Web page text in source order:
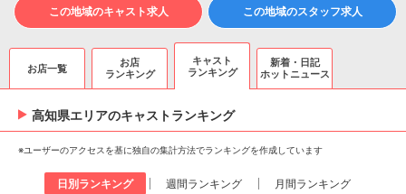
この地域のキャスト求人 この地域のスタッフ求人
お店一覧
お店
ランキング
キャスト
ランキング
新着・日記
ホットニュース
高知県エリアのキャストランキング
※ユーザーのアクセスを基に独自の集計方法でランキングを作成しています
日別ランキング 週間ランキング 月間ランキング